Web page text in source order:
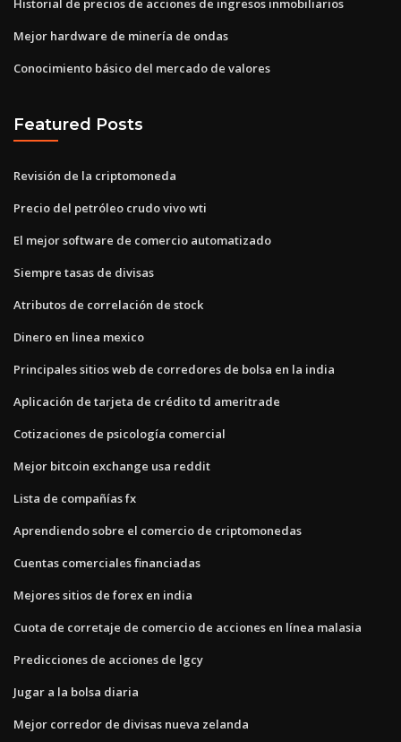
Historial de precios de acciones de ingresos inmobiliarios
Mejor hardware de minería de ondas
Conocimiento básico del mercado de valores
Featured Posts
Revisión de la criptomoneda
Precio del petróleo crudo vivo wti
El mejor software de comercio automatizado
Siempre tasas de divisas
Atributos de correlación de stock
Dinero en linea mexico
Principales sitios web de corredores de bolsa en la india
Aplicación de tarjeta de crédito td ameritrade
Cotizaciones de psicología comercial
Mejor bitcoin exchange usa reddit
Lista de compañías fx
Aprendiendo sobre el comercio de criptomonedas
Cuentas comerciales financiadas
Mejores sitios de forex en india
Cuota de corretaje de comercio de acciones en línea malasia
Predicciones de acciones de lgcy
Jugar a la bolsa diaria
Mejor corredor de divisas nueva zelanda